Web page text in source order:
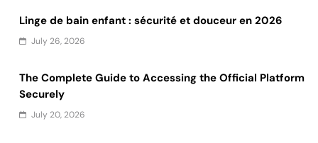
Linge de bain enfant : sécurité et douceur en 2026
July 26, 2026
The Complete Guide to Accessing the Official Platform
Securely
July 20, 2026